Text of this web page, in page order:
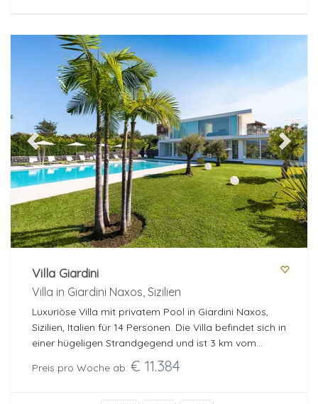
Previous Next
Villa Giardini
Villa in Giardini Naxos, Sizilien
Luxuriöse Villa mit privatem Pool in Giardini Naxos,
Sizilien, Italien für 14 Personen. Die Villa befindet sich in
einer hügeligen Strandgegend und ist 3 km vom
Preis pro Woche ab: € 11.384